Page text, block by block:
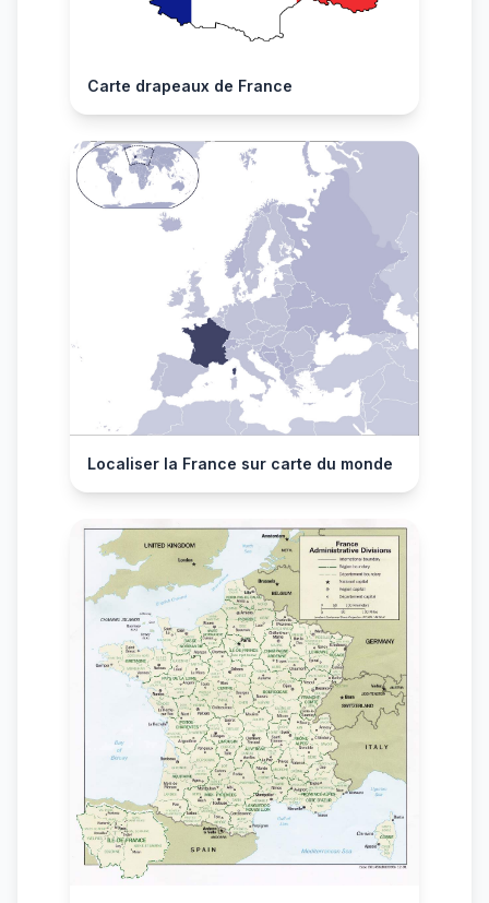
Carte drapeaux de France
Localiser la France sur carte du monde